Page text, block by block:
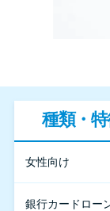
種類・
女性向け
銀行カードロー